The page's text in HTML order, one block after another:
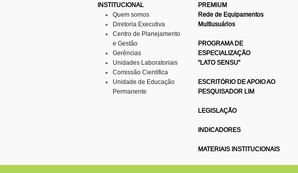
INSTITUCIONAL
Quem somos
Diretoria Executiva
Centro de Planejamento
e Gestão
Gerências
Unidades Laboratoriais
Comissão Científica
Unidade de Educação
Permanente
PREMiUM
Rede de Equipamentos
Multiusuários
PROGRAMA DE
ESPECIALIZAÇÃO
"LATO SENSU"
ESCRITÓRIO DE APOIO AO
PESQUISADOR LIM
LEGISLAÇÃO
INDICADORES
MATERIAIS INSTITUCIONAIS